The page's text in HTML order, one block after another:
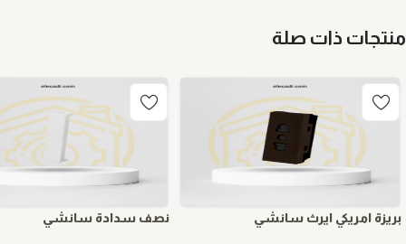
منتجات ذات صلة
بريزة امريكي ايرث سانشي نصف سدادة سانشي